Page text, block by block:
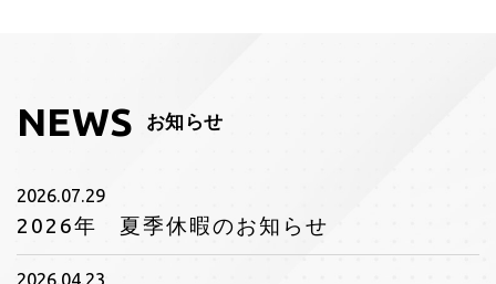
NEWS お知らせ
2026.07.29
2026年 夏季休暇のお知らせ
2026.04.23